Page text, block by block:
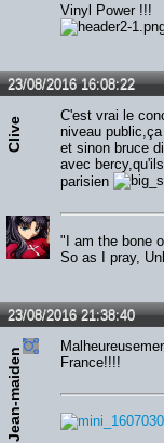
Vinyl Power !!!
23/08/2016 16:08:22
Clive
C'est vrai le
niveau
et sinon bruce
avec
parisien
"I am the bone
So as I pray,
23/08/2016 21:38:40
Jean-maiden
France!!!!